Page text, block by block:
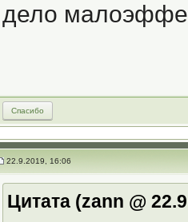
дело
Спасибо
22.9.2019, 16:06
Цитата (zann @